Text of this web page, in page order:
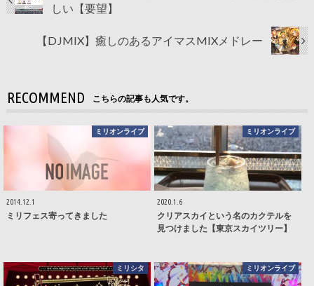
しい【要望】
【DJMIX】癒しのあるアイマスMIXメドレー
RECOMMEND こちらの記事も人気です。
ミリオンライブ
2014.12.1
ミリフェス寄ってきました
ミリオンライブ
2020.1.6
クリアスカイという名のカクテルを
見つけました【東京スカイツリー】
ミリシタ ミリオンライブ